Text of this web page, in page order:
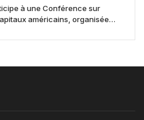
à une Conférence sur
américains, organisée